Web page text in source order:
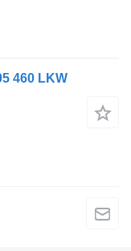
460 LKW